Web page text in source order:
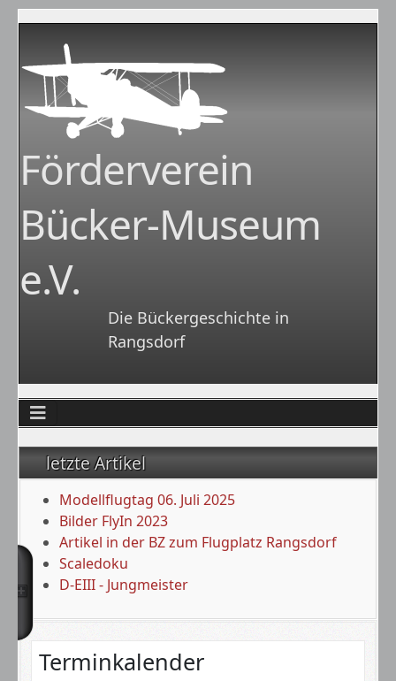
Förderverein
Bücker-Museum
e.V.
Die Bückergeschichte in
Rangsdorf
letzte Artikel
Modellflugtag 06. Juli 2025
Bilder FlyIn 2023
Artikel in der BZ zum Flugplatz Rangsdorf
Scaledoku
D-EIII - Jungmeister
Terminkalender